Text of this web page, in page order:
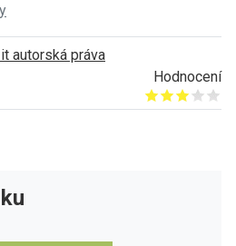
autorská práva
Hodnocení
Give it 1/5
Give it 2/5
Give it 3/5
Give it 4/5
Give it 5/5